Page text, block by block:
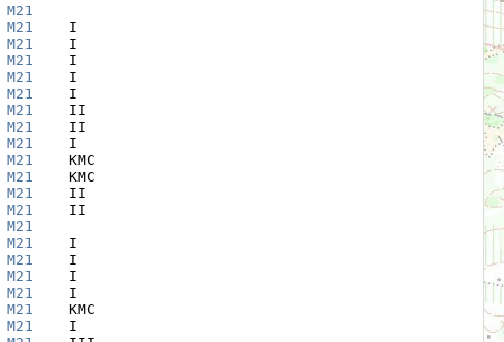
М21
М21
    I
М21
    I
М21
    I
М21
    I
М21
    I
М21
    II
М21
    II
М21
    I
М21
    КМС
М21
    КМС
М21
    II
М21
    II
М21
М21
    I
М21
    I
М21
    I
М21
    I
М21
    КМС
М21
    I